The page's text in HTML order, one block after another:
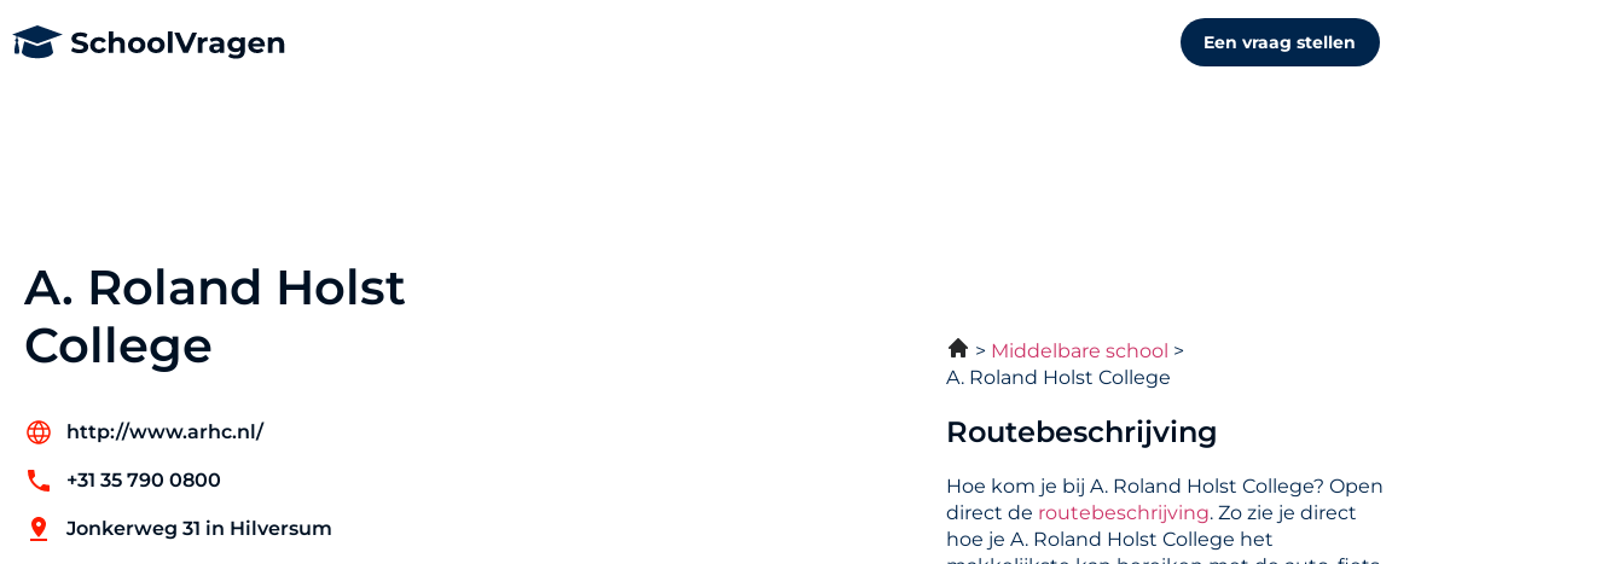
Een vraag stellen
A. Roland Holst
College
http://www.arhc.nl/
+31 35 790 0800
Jonkerweg 31 in Hilversum
Middelbare school
A. Roland Holst College
Routebeschrijving
Hoe kom je bij A. Roland Holst College? Open
direct de routebeschrijving. Zo zie je direct
hoe je A. Roland Holst College het